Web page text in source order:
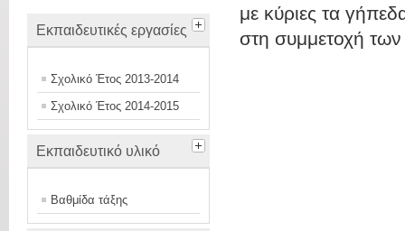
Εκπαιδευτικές εργασίες
Σχολικό Έτος 2013-2014
Σχολικό Έτος 2014-2015
Εκπαιδευτικό υλικό
Βαθμίδα τάξης
με κύριες τα
στη συμμετοχή